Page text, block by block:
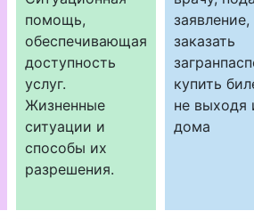
помощь,
обеспечивающая
доступность
услуг.
Жизненные
ситуации и
способы их
разрешения.
заявление,
заказать
купить
не выходя
дома